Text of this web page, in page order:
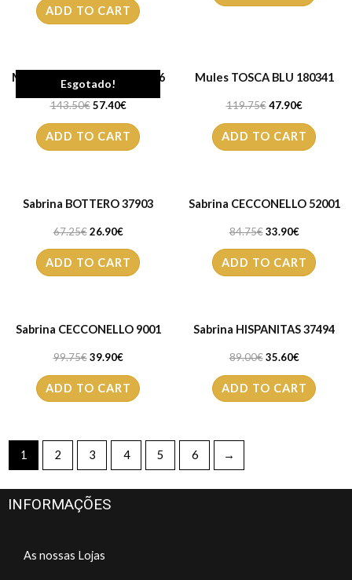
ADD TO CART
Esgotado!
Mala TOSCA BLU TF2092B36
143.50€ 57.40€
ADD TO CART
Mules TOSCA BLU 180341
119.75€ 47.90€
ADD TO CART
Sabrina BOTTERO 37903
67.25€ 26.90€
ADD TO CART
Sabrina CECCONELLO 52001
84.75€ 33.90€
ADD TO CART
Sabrina CECCONELLO 9001
99.75€ 39.90€
ADD TO CART
Sabrina HISPANITAS 37494
89.00€ 35.60€
ADD TO CART
1 2 3 4 5 6 →
INFORMAÇÕES
As nossas Lojas